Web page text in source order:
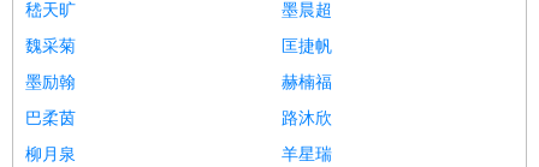
嵇天旷
墨晨超
魏采菊
匡捷帆
墨励翰
赫楠福
巴柔茵
路沐欣
柳月泉
羊星瑞